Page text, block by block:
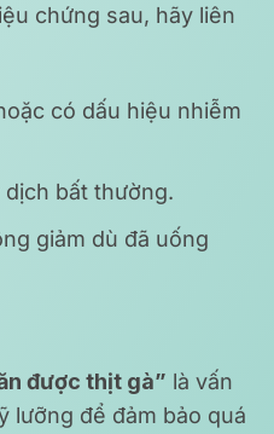
chứng sau, hãy liên
có dấu hiệu nhiễm
bất thường.
giảm dù đã uống
được thịt gà” là vấn
lưỡng để đảm bảo quá